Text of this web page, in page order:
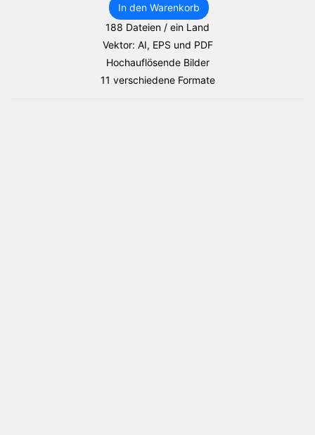
Gabun
Flagge
Paket
Menge
In den Warenkorb
188 Dateien / ein Land
Vektor: AI, EPS und PDF
Hochauflösende Bilder
11 verschiedene Formate